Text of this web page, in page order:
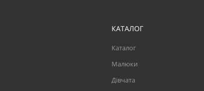
КАТАЛОГ
Каталог
Малюки
Дівчата